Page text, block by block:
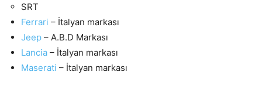
SRT
Ferrari – İtalyan markası
Jeep – A.B.D Markası
Lancia – İtalyan markası
Maserati – İtalyan markası